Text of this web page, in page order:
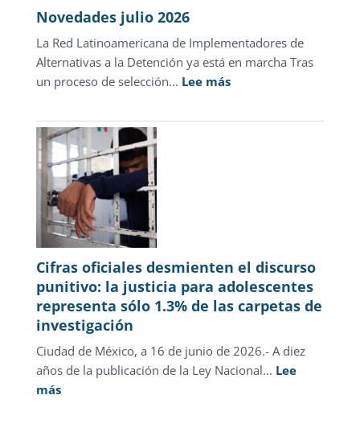
Novedades julio 2026
La Red Latinoamericana de Implementadores de
Alternativas a la Detención ya está en marcha Tras
un proceso de selección... Lee más:
julio
Cifras oficiales desmienten el discurso
punitivo: la justicia para adolescentes
representa sólo 1.3% de las carpetas de
investigación
Ciudad de México, a 16 de junio de 2026.- A diez
años de la publicación de la Ley Nacional... Lee
más: